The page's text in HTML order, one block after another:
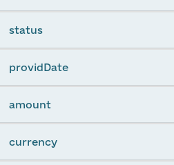
status
providDate
amount
currency